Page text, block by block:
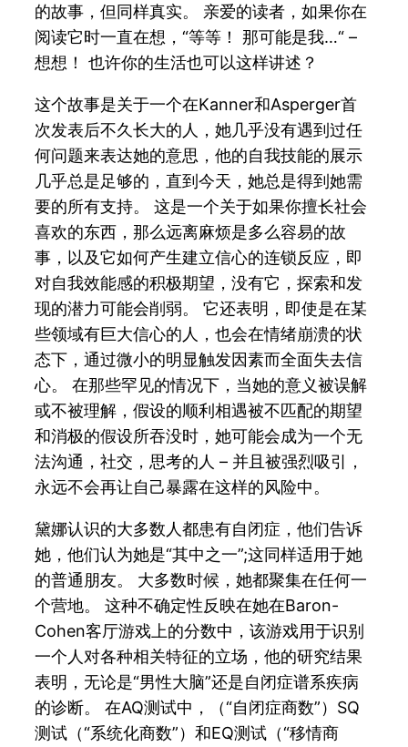
的故事，但同样真实。 亲爱的读者，如果你在
阅读它时一直在想，“等等！ 那可能是我…“ –
想想！ 也许你的生活也可以这样讲述？
这个故事是关于一个在Kanner和Asperger首
次发表后不久长大的人，她几乎没有遇到过任
何问题来表达她的意思，他的自我技能的展示
几乎总是足够的，直到今天，她总是得到她需
要的所有支持。 这是一个关于如果你擅长社会
喜欢的东西，那么远离麻烦是多么容易的故
事，以及它如何产生建立信心的连锁反应，即
对自我效能感的积极期望，没有它，探索和发
现的潜力可能会削弱。 它还表明，即使是在某
些领域有巨大信心的人，也会在情绪崩溃的状
态下，通过微小的明显触发因素而全面失去信
心。 在那些罕见的情况下，当她的意义被误解
或不被理解，假设的顺利相遇被不匹配的期望
和消极的假设所吞没时，她可能会成为一个无
法沟通，社交，思考的人 – 并且被强烈吸引，
永远不会再让自己暴露在这样的风险中。
黛娜认识的大多数人都患有自闭症，他们告诉
她，他们认为她是“其中之一”;这同样适用于她
的普通朋友。 大多数时候，她都聚集在任何一
个营地。 这种不确定性反映在她在Baron-
Cohen客厅游戏上的分数中，该游戏用于识别
一个人对各种相关特征的立场，他的研究结果
表明，无论是“男性大脑”还是自闭症谱系疾病
的诊断。 在AQ测试中，（“自闭症商数”）SQ
测试（“系统化商数”）和EQ测试（“移情商